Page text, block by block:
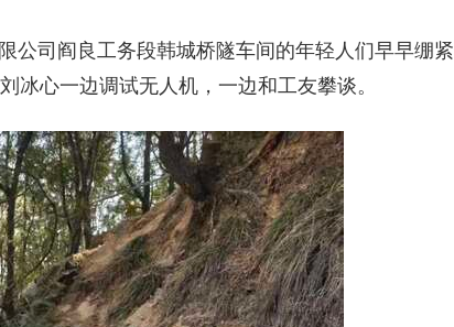
公司阎良工务段韩城桥隧车间的年轻人们早早绷紧
冰心一边调试无人机，一边和工友攀谈。